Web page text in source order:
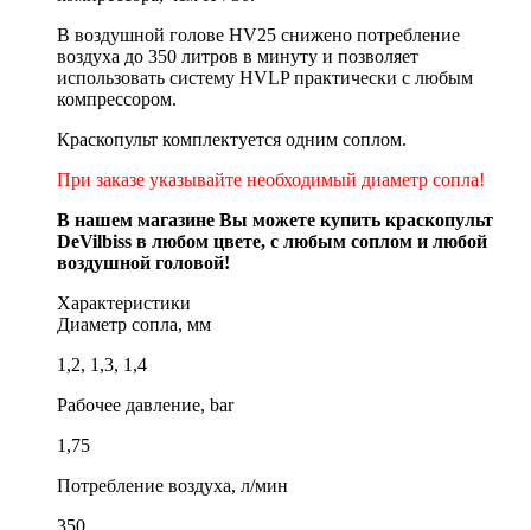
В воздушной голове HV25 снижено потребление
воздуха до 350 литров в минуту и позволяет
использовать систему HVLP практически с любым
компрессором.
Краскопульт комплектуется одним соплом.
При заказе указывайте необходимый диаметр сопла!
В нашем магазине Вы можете купить краскопульт
DeVilbiss в любом цвете, с любым соплом и любой
воздушной головой!
Характеристики
Диаметр сопла, мм
1,2, 1,3, 1,4
Рабочее давление, bar
1,75
Потребление воздуха, л/мин
350